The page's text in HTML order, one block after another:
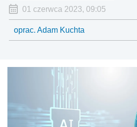
01 czerwca 2023, 09:05
oprac. Adam Kuchta